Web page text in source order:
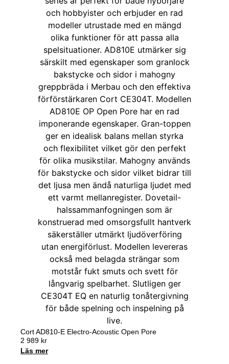
Cort AD810-E Electro-Acoustic Open Pore
2 989 kr
Läs mer